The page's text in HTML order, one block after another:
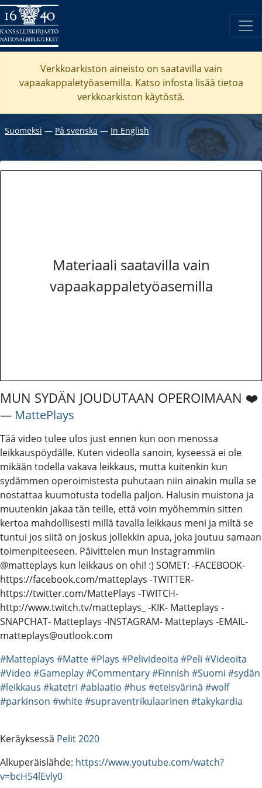
Verkkoarkiston aineisto on saatavilla vain
vapaakappaletyöasemilla. Katso infosta lisää tietoa
verkkoarkiston käytöstä.
Suomeksi ―På svenska ― In English
Materiaali saatavilla vain
vapaakappaletyöasemilla
MUN SYDÄN JOUDUTAAN OPEROIMAAN ❤️
― MattePlays
Tää video tulee ulos just ennen kun oon menossa
leikkauspöydälle. Kuten videolla sanoin, kyseessä ei ole
mikään todella vakava leikkaus, mutta kuitenkin kun
sydämmen operoimistesta puhutaan niin ainakin mulla se
nostattaa kuumotusta todella paljon. Halusin muistona ja
muutenkin jakaa tän teille, että voin myöhemmin sitten
kertoa mahdollisesti millä tavalla leikkaus meni ja miltä se
tuntui jos siitä on joskus jollekkin apua, joka joutuu samaan
toimenpiteeseen. Päivittelen mun Instagrammiin
@matteplays kun leikkaus on ohi! :) SOMET: -FACEBOOK-
https://facebook.com/matteplays -TWITTER-
https://twitter.com/MattePlays -TWITCH-
http://www.twitch.tv/matteplays_ -KIK- Matteplays -
SNAPCHAT- Matteplays -INSTAGRAM- Matteplays -EMAIL-
matteplays@outlook.com
#Matteplays #Matte#Plays #Pelivideoita #Peli #Videoita
#Video #Gameplay#Commentary#Finnish #Suomi #sydän
#leikkaus #katetri #ablaatio #hus #eteisvärinä #wolf
#parkinson #white#supraventrikulaarinen #takykardia
Keräyksessä Pelit 2020
Alkuperäislähde: https://www.youtube.com/watch?
v=bcH54lEvly0